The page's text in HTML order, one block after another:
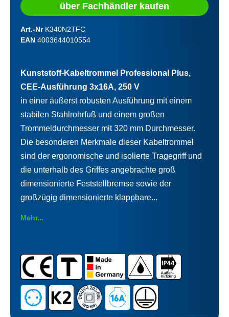
über Fachhändler kaufen
Art.-Nr K340N2TFC
EAN 4003644010554
Kunststoff-Kabeltrommel Professional Plus,
CEE-Ausführung 3x16A, 250 V
in einer äußerst robusten Ausführung mit einem
stabilen Stahlrohrfuß und einem großen
Trommeldurchmesser mit 320 mm Durchmesser.
Die besonderen Merkmale dieser Kabeltrommel
sind der ergonomische und isolierte Tragegriff und
die unterhalb des Griffes angebrachte groß
dimensionierte Feststellbremse sowie der
großzügig dimensionierte klappbare...
Mehr...